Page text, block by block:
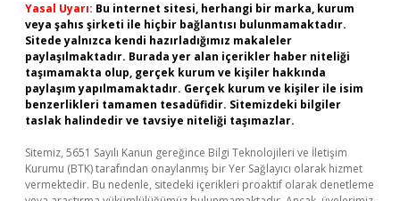
Yasal Uyarı: Bu internet sitesi, herhangi bir marka, kurum
veya şahıs şirketi ile hiçbir bağlantısı bulunmamaktadır.
Sitede yalnızca kendi hazırladığımız makaleler
paylaşılmaktadır. Burada yer alan içerikler haber niteliği
taşımamakta olup, gerçek kurum ve kişiler hakkında
paylaşım yapılmamaktadır. Gerçek kurum ve kişiler ile isim
benzerlikleri tamamen tesadüfidir. Sitemizdeki bilgiler
taslak halindedir ve tavsiye niteliği taşımazlar.
Sitemiz, 5651 Sayılı Kanun gereğince Bilgi Teknolojileri ve İletişim
Kurumu (BTK) tarafından onaylanmış bir Yer Sağlayıcı olarak hizmet
vermektedir. Bu nedenle, sitedeki içerikleri proaktif olarak denetleme